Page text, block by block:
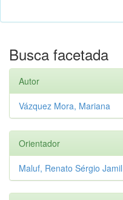
Busca facetada
Autor
Vázquez Mora, Mariana
Orientador
Maluf, Renato Sérgio Jamil